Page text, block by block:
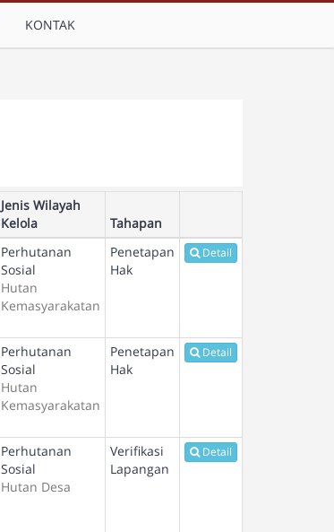
KONTAK
Jenis Wilayah
Kelola
Tahapan
Perhutanan
Sosial
Hutan
Kemasyarakatan
Penetapan
Hak
Detail
Perhutanan
Sosial
Hutan
Kemasyarakatan
Penetapan
Hak
Detail
Perhutanan
Sosial
Hutan Desa
Verifikasi
Lapangan
Detail